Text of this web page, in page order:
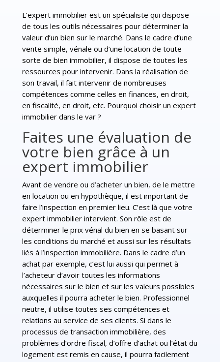
L’expert immobilier est un spécialiste qui dispose
de tous les outils nécessaires pour déterminer la
valeur d’un bien sur le marché. Dans le cadre d’une
vente simple, vénale ou d’une location de toute
sorte de bien immobilier, il dispose de toutes les
ressources pour intervenir. Dans la réalisation de
son travail, il fait intervenir de nombreuses
compétences comme celles en finances, en droit,
en fiscalité, en droit, etc. Pourquoi choisir un expert
immobilier dans le var ?
Faites une évaluation de
votre bien grâce à un
expert immobilier
Avant de vendre ou d’acheter un bien, de le mettre
en location ou en hypothèque, il est important de
faire l’inspection en premier lieu. C’est là que votre
expert immobilier intervient. Son rôle est de
déterminer le prix vénal du bien en se basant sur
les conditions du marché et aussi sur les résultats
liés à l’inspection immobilière. Dans le cadre d’un
achat par exemple, c’est lui aussi qui permet à
l’acheteur d’avoir toutes les informations
nécessaires sur le bien et sur les valeurs possibles
auxquelles il pourra acheter le bien. Professionnel
neutre, il utilise toutes ses compétences et
relations au service de ses clients. Si dans le
processus de transaction immobilière, des
problèmes d’ordre fiscal, d’offre d’achat ou l’état du
logement est remis en cause, il pourra facilement